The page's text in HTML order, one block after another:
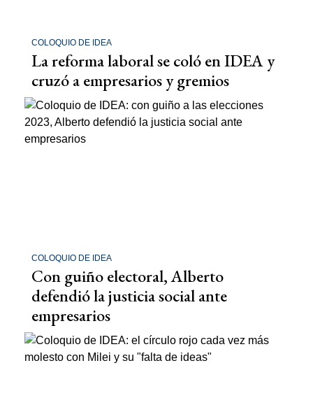
COLOQUIO DE IDEA
La reforma laboral se coló en IDEA y
cruzó a empresarios y gremios
COLOQUIO DE IDEA
Con guiño electoral, Alberto
defendió la justicia social ante
empresarios